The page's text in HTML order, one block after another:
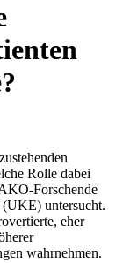
Rolle dabei
Forschende
untersucht.
eher
wahrnehmen.